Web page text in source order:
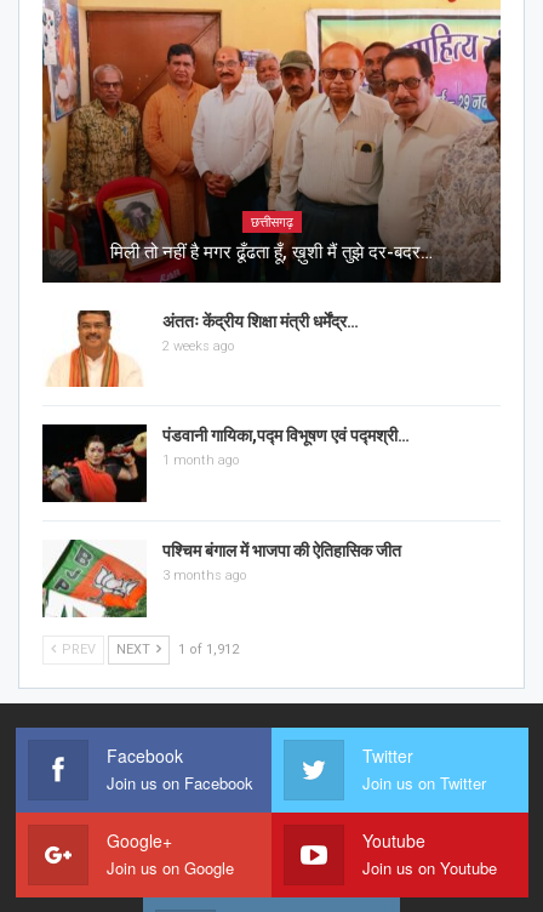
छत्तीसगढ़
मिली तो नहीं है मगर ढूँढता हूँ, ख़ुशी मैं तुझे दर-बदर…
अंततः केंद्रीय शिक्षा मंत्री धर्मेंद्र…
2 weeks ago
पंडवानी गायिका,पद्म विभूषण एवं पद्मश्री…
1 month ago
पश्चिम बंगाल में भाजपा की ऐतिहासिक जीत
3 months ago
PREV NEXT 1 of 1,912
Facebook
Join us on Facebook
Twitter
Join us on Twitter
Google+
Join us on Google
Youtube
Join us on Youtube